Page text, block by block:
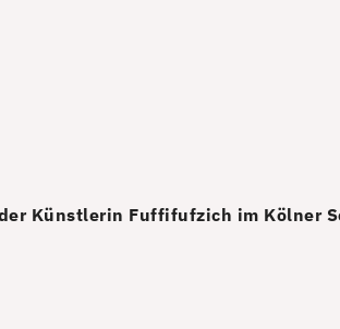
Künstlerin Fuffifufzich im Kölner